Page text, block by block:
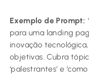
Exemplo de Prompt:
para uma landing
inovação
objetivas. Cubra
‘palestrantes’ e ‘como